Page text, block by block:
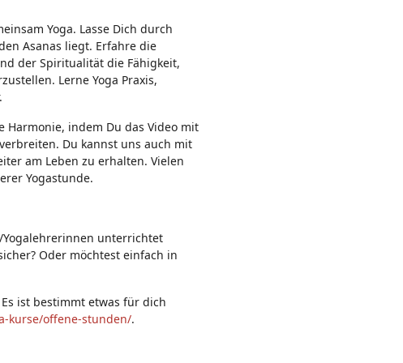
Yoga. Lasse Dich durch
Asanas liegt. Erfahre die
der Spiritualität die Fähigkeit,
Lerne Yoga Praxis,
Harmonie, indem Du das Video mit
Du kannst uns auch mit
am Leben zu erhalten. Vielen
Yogastunde.
unterrichtet
Oder möchtest einfach in
ist bestimmt etwas für dich
kurse/offene-stunden/.